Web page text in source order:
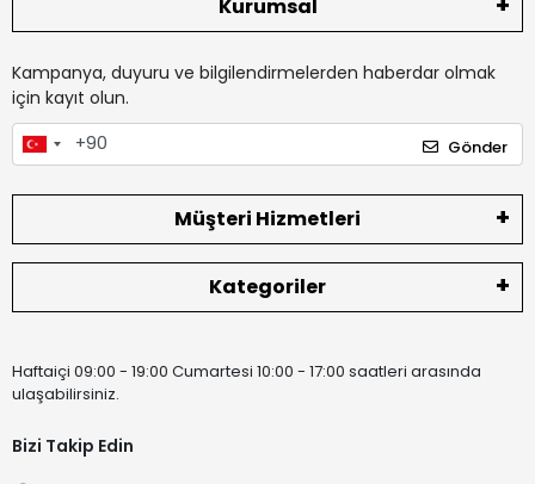
Kurumsal
Kampanya, duyuru ve bilgilendirmelerden haberdar olmak
için kayıt olun.
Gönder
Müşteri Hizmetleri
Kategoriler
Haftaiçi 09:00 - 19:00 Cumartesi 10:00 - 17:00 saatleri arasında
ulaşabilirsiniz.
Bizi Takip Edin